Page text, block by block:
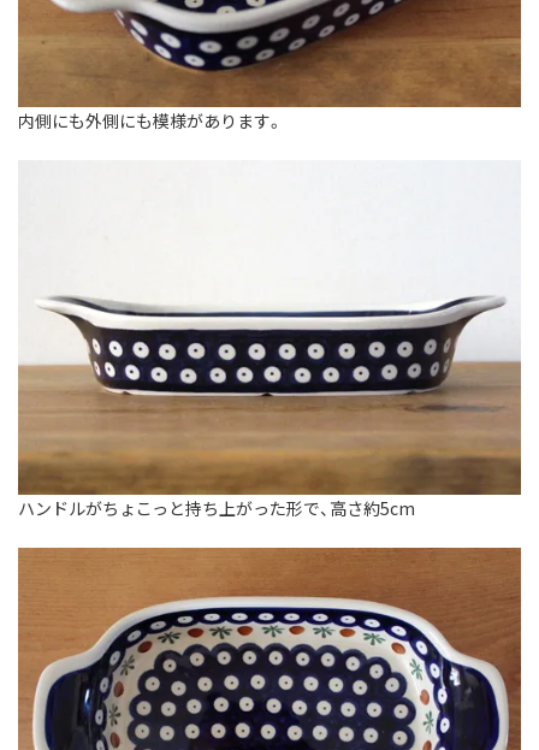
内側にも外側にも模様があります。
ハンドルがちょこっと持ち上がった形で、高さ約5cm